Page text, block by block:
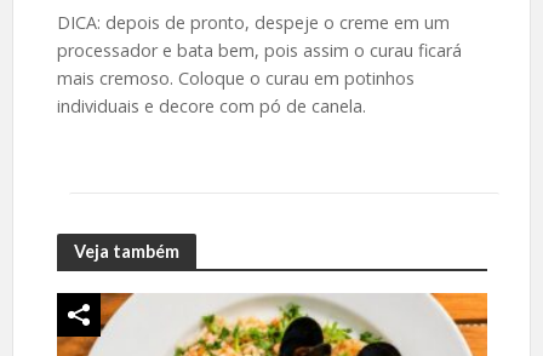
DICA: depois de pronto, despeje o creme em um
processador e bata bem, pois assim o curau ficará
mais cremoso. Coloque o curau em potinhos
individuais e decore com pó de canela.
Veja também